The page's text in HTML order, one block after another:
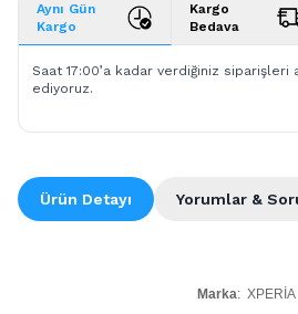
Aynı Gün
Kargo
Kargo
Bedava
Saat 17:00’a kadar verdiğiniz siparişleri
ediyoruz.
Ürün Detayı Yorumlar &
Marka: XPERİA